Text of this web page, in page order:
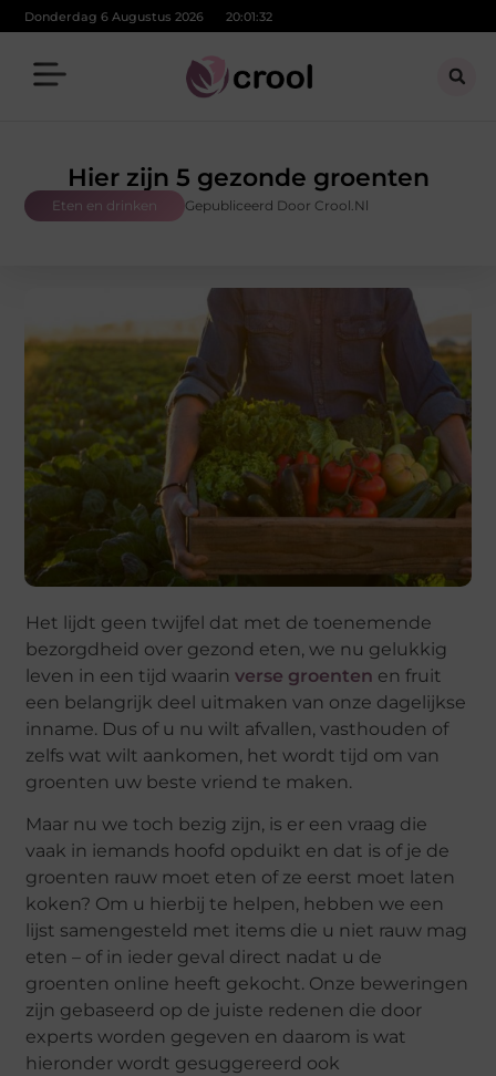
Donderdag 6 Augustus 2026 20:01:33
Hier zijn 5 gezonde groenten
Eten en drinken Gepubliceerd Door Crool.nl
Het lijdt geen twijfel dat met de toenemende
bezorgdheid over gezond eten, we nu gelukkig
leven in een tijd waarinverse groenten en fruit
een belangrijk deel uitmaken van onze dagelijkse
inname. Dus of u nu wilt afvallen, vasthouden of
zelfs wat wilt aankomen, het wordt tijd om van
groenten uw beste vriend te maken.
Maar nu we toch bezig zijn, is er een vraag die
vaak in iemands hoofd opduikt en dat is of je de
groenten rauw moet eten of ze eerst moet laten
koken? Om u hierbij te helpen, hebben we een
lijst samengesteld met items die u niet rauw mag
eten – of in ieder geval direct nadat u de
groenten online heeft gekocht. Onze beweringen
zijn gebaseerd op de juiste redenen die door
experts worden gegeven en daarom is wat
hieronder wordt gesuggereerd ook